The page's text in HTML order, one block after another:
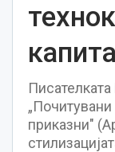
приказни"